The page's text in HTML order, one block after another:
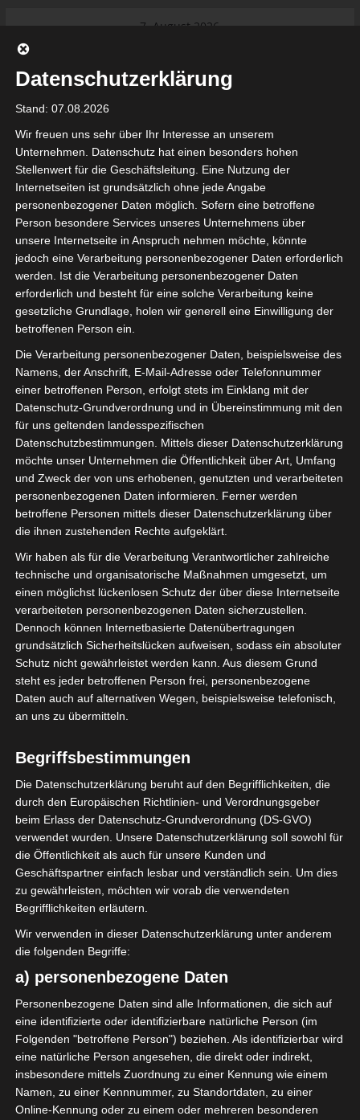
7. August 2026
beginnt am 22. und 23. August
2026 (Update)
Meisterschaft an
Ligue 1 Pro: Spielplan der ersten 15
Spieltage der Saison 2026/2027
Ligue 2 Pro Tunesien 2026/2027 –
Saison beginnt am am 19./20.
September 2026
Internationaler Sportgerichtshof
lehnt Eilverfahren ab – AS Soliman
steuert auf die Ligue 2 zu
tunesienfussball.de
Tunesien Ligafußball
Für die Nutzung von Google Adsense (Google Ireland Limited, Gordon
Barrow Street, Dublin, D04 E5W5, Ireland) benötigen wir laut DSGVO Ihre
Zustimmung. Es werden seitens Google Adsense personenbezogene Daten
erhoben, verarbeitet und gespeichert. Welche Daten genau entnehmen Sie
den Datenschutzbedingungen.
Google Adsenseist deaktiviert. ✓ Erlauben Datenschutzbedingungen
Sie befinden sich hier:Startseite» El Gawafel
Sportives de Gafsa (EGSG) – Union Sportive de
Tataouine (UST)
3 Nov. 2024-14:30
Meisterschaft Tunesien 2024/2025
Spieltag 7
El Gawafel
Sportives de
Gafsa (EGSG) 2
Datenschutzerklärung
Stand: 07.08.2026
Wir freuen uns sehr über Ihr Interesse an unserem
Unternehmen. Datenschutz hat einen besonders hohen
Stellenwert für die Geschäftsleitung. Eine Nutzung der
Internetseiten ist grundsätzlich ohne jede Angabe
personenbezogener Daten möglich. Sofern eine betroffene
Person besondere Services unseres Unternehmens über
unsere Internetseite in Anspruch nehmen möchte, könnte
jedoch eine Verarbeitung personenbezogener Daten erforderlich
werden. Ist die Verarbeitung personenbezogener Daten
erforderlich und besteht für eine solche Verarbeitung keine
gesetzliche Grundlage, holen wir generell eine Einwilligung der
betroffenen Person ein.
Die Verarbeitung personenbezogener Daten, beispielsweise des
Namens, der Anschrift, E-Mail-Adresse oder Telefonnummer
einer betroffenen Person, erfolgt stets im Einklang mit der
Datenschutz-Grundverordnung und in Übereinstimmung mit den
für uns geltenden landesspezifischen
Datenschutzbestimmungen. Mittels dieser Datenschutzerklärung
möchte unser Unternehmen die Öffentlichkeit über Art, Umfang
und Zweck der von uns erhobenen, genutzten und verarbeiteten
personenbezogenen Daten informieren. Ferner werden
betroffene Personen mittels dieser Datenschutzerklärung über
die ihnen zustehenden Rechte aufgeklärt.
Wir haben als für die Verarbeitung Verantwortlicher zahlreiche
technische und organisatorische Maßnahmen umgesetzt, um
einen möglichst lückenlosen Schutz der über diese Internetseite
verarbeiteten personenbezogenen Daten sicherzustellen.
Dennoch können Internetbasierte Datenübertragungen
grundsätzlich Sicherheitslücken aufweisen, sodass ein absoluter
Schutz nicht gewährleistet werden kann. Aus diesem Grund
steht es jeder betroffenen Person frei, personenbezogene
Daten auch auf alternativen Wegen, beispielsweise telefonisch,
an uns zu übermitteln.
Begriffsbestimmungen
Die Datenschutzerklärung beruht auf den Begrifflichkeiten, die
durch den Europäischen Richtlinien- und Verordnungsgeber
beim Erlass der Datenschutz-Grundverordnung (DS-GVO)
verwendet wurden. Unsere Datenschutzerklärung soll sowohl für
die Öffentlichkeit als auch für unsere Kunden und
Geschäftspartner einfach lesbar und verständlich sein. Um dies
zu gewährleisten, möchten wir vorab die verwendeten
Begrifflichkeiten erläutern.
Wir verwenden in dieser Datenschutzerklärung unter anderem
die folgenden Begriffe:
a) personenbezogene Daten
Personenbezogene Daten sind alle Informationen, die sich auf
eine identifizierte oder identifizierbare natürliche Person (im
Folgenden "betroffene Person") beziehen. Als identifizierbar wird
eine natürliche Person angesehen, die direkt oder indirekt,
insbesondere mittels Zuordnung zu einer Kennung wie einem
Namen, zu einer Kennnummer, zu Standortdaten, zu einer
Online-Kennung oder zu einem oder mehreren besonderen